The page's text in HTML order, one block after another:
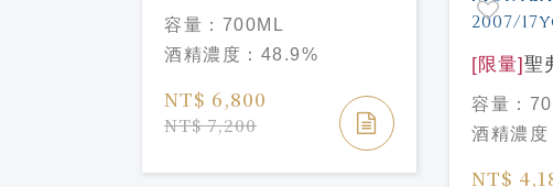
Dalmore Vintage 2009
2024版
容量： 700ML
酒精濃度： 48.9%
NT$ 6,800
NT$ 7,200
[限量] 聖
系列-慕
Mortlach
容量：
酒精濃度
NT$